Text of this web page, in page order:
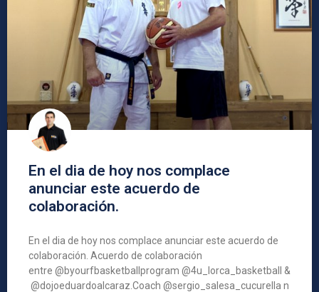
En el dia de hoy nos complace
anunciar este acuerdo de
colaboración.
En el dia de hoy nos complace anunciar este acuerdo de
colaboración. Acuerdo de colaboración
entre @byourfbasketballprogram @4u_lorca_basketball &
@dojoeduardoalcaraz.Coach @sergio_salesa_cucurella n